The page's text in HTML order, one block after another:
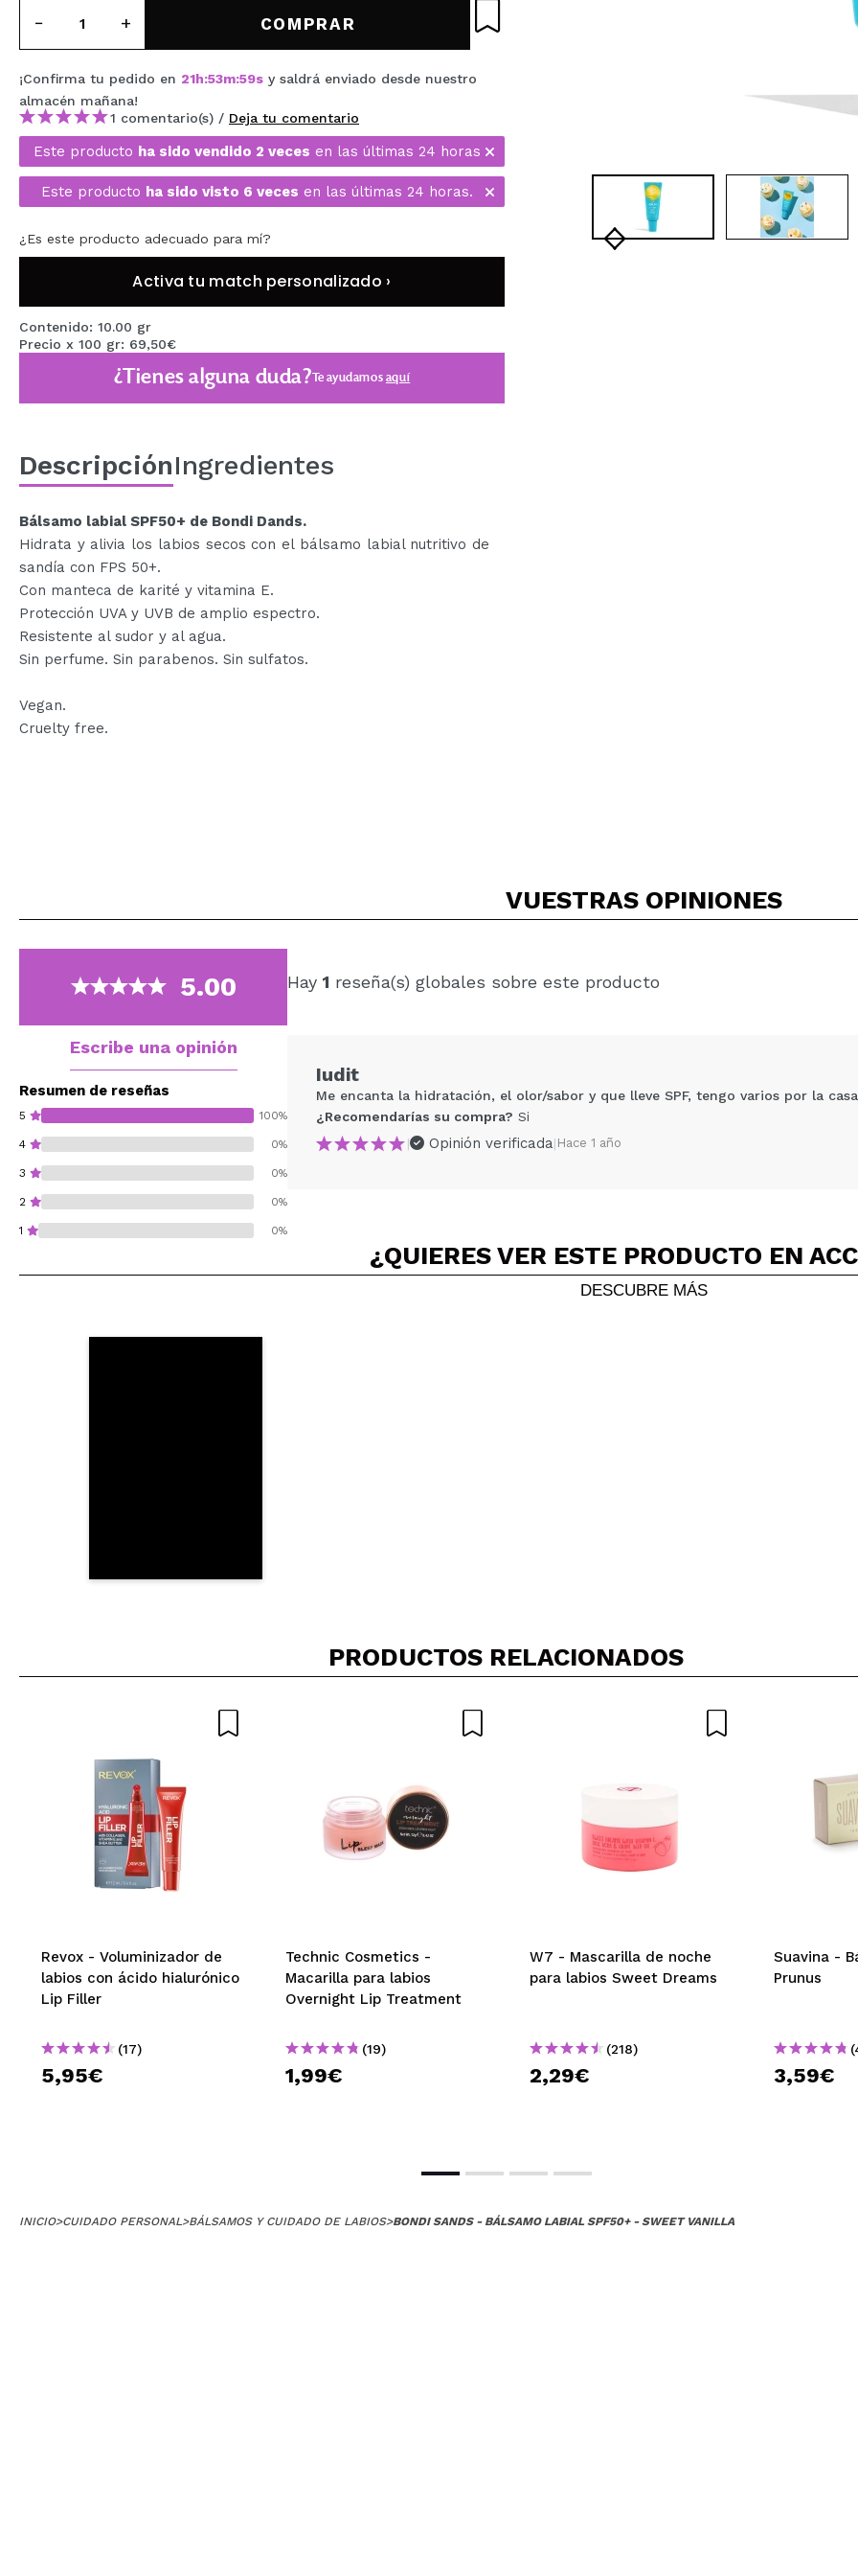
MAQUIFARMA
TRAVEL SIZE
NATURE
OFERTAS
OUTLET
¡HAN VUELTO!
PRÓXIMAMENTE
BLOG
COMPRAR
¡Confirma tu pedido en 21h:53m:59s y saldrá enviado desde nuestro
almacén mañana!
1 comentario(s) / Deja tu comentario
Este producto ha sido vendido 2 veces en las últimas 24 horas
Este producto ha sido visto 6 veces en las últimas 24 horas.
¿Es este producto adecuado para mí?
Activa tu match personalizado ›
Contenido: 10.00 gr
Precio x 100 gr: 69,50€
¿Tienes alguna duda?Te ayudamosaquí
DescripciónIngredientes
Bálsamo labial SPF50+ de Bondi Dands.
Hidrata y alivia los labios secos con el bálsamo labial nutritivo de
sandía con FPS 50+.
Con manteca de karité y vitamina E.
Protección UVA y UVB de amplio espectro.
Resistente al sudor y al agua.
Sin perfume. Sin parabenos. Sin sulfatos.
Vegan.
Cruelty free.
VUESTRAS OPINIONES
5.00
Escribe una opinión
Resumen de reseñas
5 100%
4 0%
3 0%
2 0%
1 0%
Hay 1 reseña(s) globales sobre este producto
Compartir un vídeo o una foto
Tu vídeo podría ser el primero. Imagínatelo...
Iudit
Me encanta la hidratación, el olor/sabor y que lleve SPF, tengo varios por la
¿Recomendarías su compra? Si
|
Opinión verificada| Hace 1 año
¿QUIERES VER ESTE PRODUCTO EN
DESCUBRE MÁS
PRODUCTOS RELACIONADOS
Revox - Voluminizador de
labios con ácido hialurónico
Lip Filler
(17)
5,95€
Technic Cosmetics -
Macarilla para labios
Overnight Lip Treatment
(19)
1,99€
W7 - Mascarilla de noche
para labios Sweet Dreams
(218)
2,29€
Suavina -
Prunus
3,59€
INICIO>CUIDADO PERSONAL>BÁLSAMOS Y CUIDADO DE LABIOS>BONDI SANDS - BÁLSAMO LABIAL SPF50+ - SWEET VANILLA